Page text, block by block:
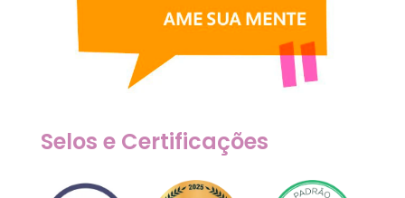
Selos e Certificações